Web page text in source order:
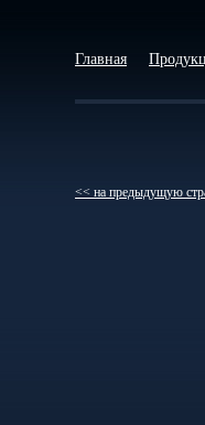
Главная
<< на предыдущую